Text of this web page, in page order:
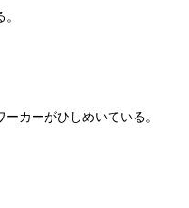
カーがひしめいている。